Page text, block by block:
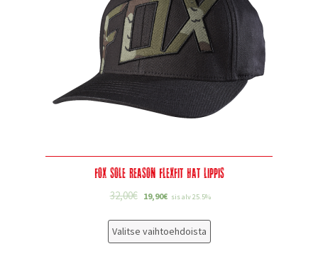
Fox Sole Reason Flexfit Hat lippis
32,00€ 19,90€ sis alv 25.5%
Valitse vaihtoehdoista